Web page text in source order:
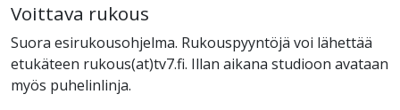
Voittava rukous
Suora esirukousohjelma. Rukouspyyntöjä voi lähettää
etukäteen rukous(at)tv7.fi. Illan aikana studioon avataan
myös puhelinlinja.